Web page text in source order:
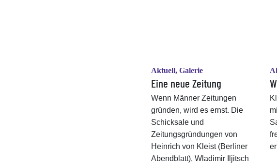
Aktuell, Galerie
Eine neue Zeitung
Wenn Männer Zeitungen
gründen, wird es ernst. Die
Schicksale und
Zeitungsgründungen von
Heinrich von Kleist (Berliner
Abendblatt), Wladimir Iljitsch